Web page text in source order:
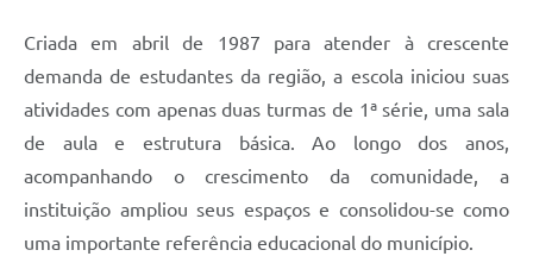
Criada em abril de 1987 para atender à crescente
demanda de estudantes da região, a escola iniciou suas
atividades com apenas duas turmas de 1ª série, uma sala
de aula e estrutura básica. Ao longo dos anos,
acompanhando o crescimento da comunidade, a
instituição ampliou seus espaços e consolidou-se como
uma importante referência educacional do município.